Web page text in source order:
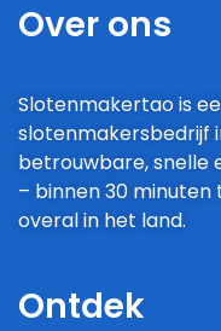
Over ons
Slotenmakertao is
slotenmakersbedrijf
betrouwbare, snelle
– binnen 30
overal in het land.
Ontdek